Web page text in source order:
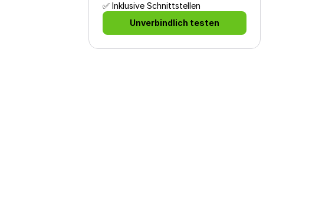
✅ Inklusive Schnittstellen
Unverbindlich testen